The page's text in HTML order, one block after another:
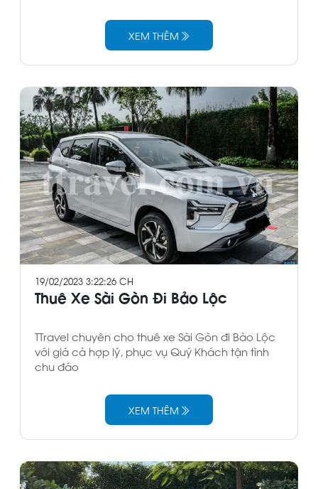
XEM THÊM
19/02/2023 3:22:26 CH
Thuê Xe Sài Gòn Đi Bảo Lộc
TTravel chuyên cho thuê xe Sài Gòn đi Bảo Lộc
với giá cả hợp lý, phục vụ Quý Khách tận tình
chu đáo
XEM THÊM